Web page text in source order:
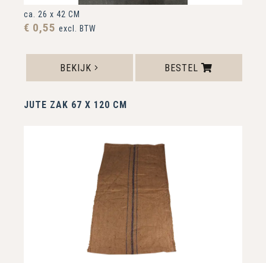
ca. 26 x 42 CM
€ 0,55 excl. BTW
BEKIJK BESTEL
JUTE ZAK 67 X 120 CM